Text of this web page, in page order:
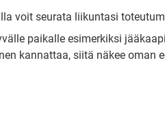
voit seurata liikuntasi
paikalle esimerkiksi
kannattaa, siitä näkee oman